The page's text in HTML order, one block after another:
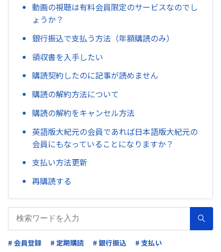
動画の視聴は有料会員限定のサービスなのでし
ょうか？
銀行振込で支払う方法（年額購読のみ）
領収書を入手したい
購読契約したのに記事が読めません
購読の解約方法について
購読の解約をキャンセル方法
英語版大紀元の会員であれば日本語版大紀元の
会員にもなっていることになりますか？
支払い方法更新
再購読する
# 会員登録 # 定期購読 # 銀行振込 # 支払い